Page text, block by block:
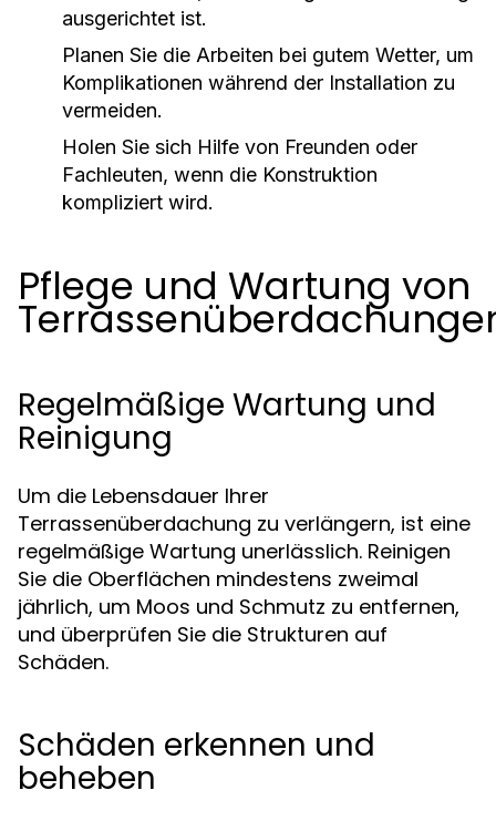
ausgerichtet ist.
Planen Sie die Arbeiten bei gutem Wetter, um
Komplikationen während der Installation zu
vermeiden.
Holen Sie sich Hilfe von Freunden oder
Fachleuten, wenn die Konstruktion
kompliziert wird.
Pflege und Wartung von
Regelmäßige Wartung und
Reinigung
Um die Lebensdauer Ihrer
Terrassenüberdachung zu verlängern, ist eine
regelmäßige Wartung unerlässlich. Reinigen
Sie die Oberflächen mindestens zweimal
jährlich, um Moos und Schmutz zu entfernen,
und überprüfen Sie die Strukturen auf
Schäden.
Schäden erkennen und
beheben